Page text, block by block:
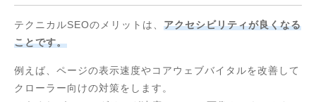
テクニカルSEOのメリットは、 アクセシビリティが良くなる
ことです。
例えば、ページの表示速度やコアウェブバイタルを改善して
クローラー向けの対策をします。